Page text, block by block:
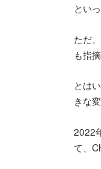
とい
ただ
も指
とは
きな
2022
て、